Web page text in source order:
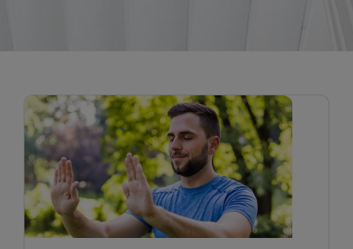
Partners
Español
Entrar
Hablemos